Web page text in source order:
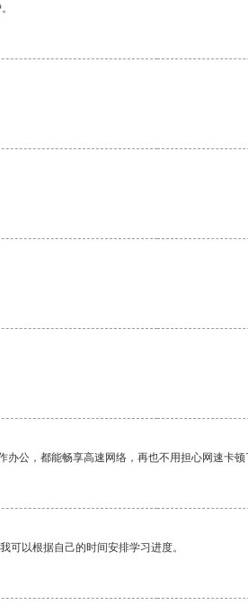
公，都能畅享高速网络，再也不用担心网速卡
可以根据自己的时间安排学习进度。